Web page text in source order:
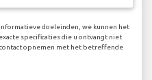
doeleinden, we kunnen het
specificaties die u ontvangt niet
opnemen met het betreffende